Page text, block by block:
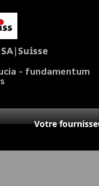
- fundamentum
Votre